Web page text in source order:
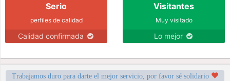
Serio
perfiles de calidad
Calidad confirmada
Visitantes
Muy visitado
Lo mejor
Trabajamos duro para darte el mejor servicio, por favor sé solidario